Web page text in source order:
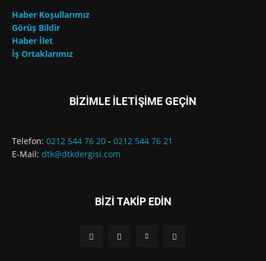
Haber Koşullarımız
Görüş Bildir
Haber İlet
İş Ortaklarımız
BİZİMLE İLETİŞİME GEÇİN
Telefon: 0212 544 76 20 - 0212 544 76 21
E-Mail: dtk@dtkdergisi.com
BİZİ TAKİP EDİN